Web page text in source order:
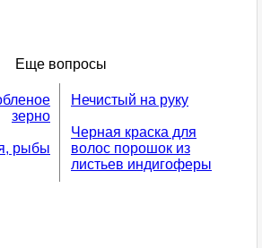
Еще вопросы
зерно
рыбы
Нечистый на руку
Черная краска для
волос порошок из
листьев индигоферы